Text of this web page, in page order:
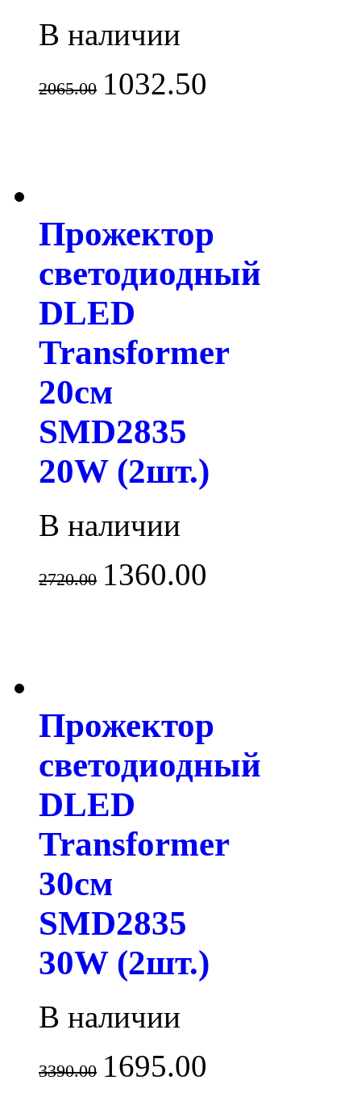
В наличии
2065.00 1032.50
Прожектор
светодиодный
DLED
Transformer
20см
SMD2835
20W (2шт.)
В наличии
2720.00 1360.00
Прожектор
светодиодный
DLED
Transformer
30см
SMD2835
30W (2шт.)
В наличии
3390.00 1695.00